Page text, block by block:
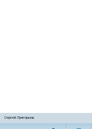
Сергей Григорьев